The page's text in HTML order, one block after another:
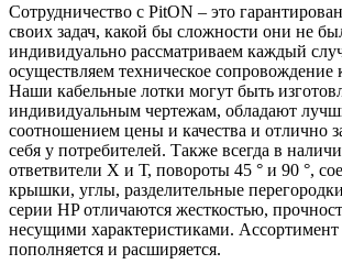
Сотрудничество с PitON – это
своих задач, какой бы сложности они не
индивидуально рассматриваем каждый
осуществляем техническое сопровождение
Наши кабельные лотки могут быть
индивидуальным чертежам, обладают
соотношением цены и качества и отлично
себя у потребителей. Также всегда в
ответвители Х и Т, повороты 45 ° и 90 °,
крышки, углы, разделительные
серии HP отличаются жесткостью,
несущими характеристиками. Ассортимент
пополняется и расширяется.